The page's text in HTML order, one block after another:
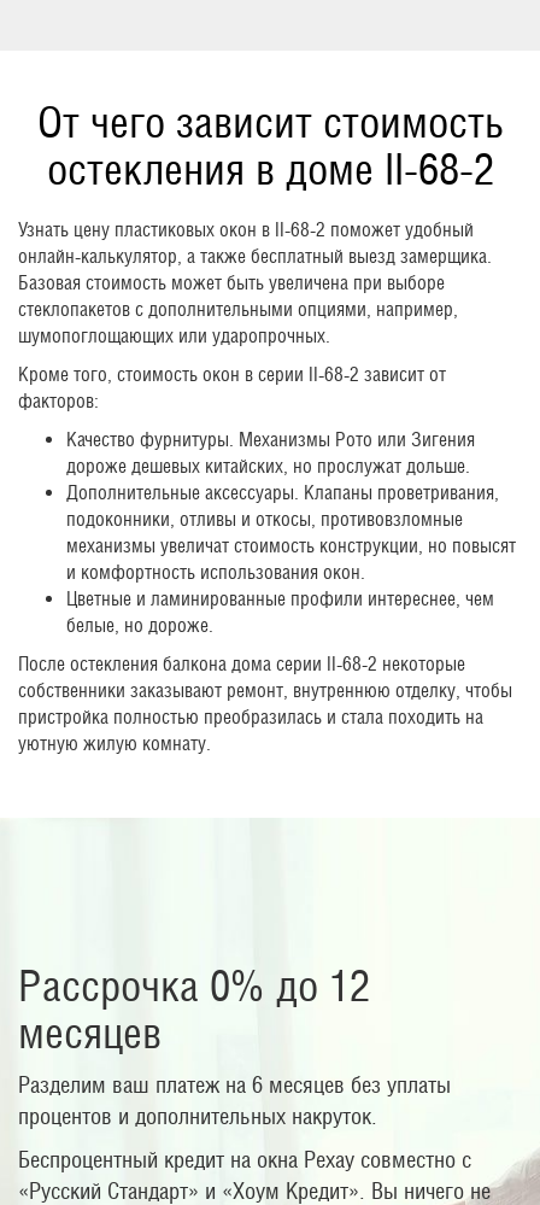
От чего зависит стоимость
остекления в доме II-68-2
Узнать цену пластиковых окон в II-68-2 поможет удобный
онлайн-калькулятор, а также бесплатный выезд замерщика.
Базовая стоимость может быть увеличена при выборе
стеклопакетов с дополнительными опциями, например,
шумопоглощающих или ударопрочных.
Кроме того, стоимость окон в серии II-68-2 зависит от
факторов:
Качество фурнитуры. Механизмы Рото или Зигения
дороже дешевых китайских, но прослужат дольше.
Дополнительные аксессуары. Клапаны проветривания,
подоконники, отливы и откосы, противовзломные
механизмы увеличат стоимость конструкции, но повысят
и комфортность использования окон.
Цветные и ламинированные профили интереснее, чем
белые, но дороже.
После остекления балкона дома серии II-68-2 некоторые
собственники заказывают ремонт, внутреннюю отделку, чтобы
пристройка полностью преобразилась и стала походить на
уютную жилую комнату.
Рассрочка 0% до 12
месяцев
Разделим ваш платеж на 6 месяцев без уплаты
процентов и дополнительных накруток.
Беспроцентный кредит на окна Рехау совместно с
«Русский Стандарт» и «Хоум Кредит». Вы ничего не